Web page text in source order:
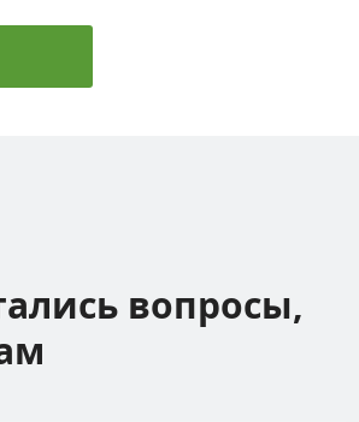
вопросы,